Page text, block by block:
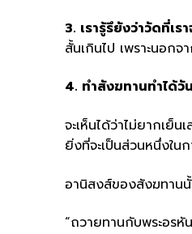
3. เรารู้รึยังว่าวัดที่เร
สั้นเกินไป เพราะนอกจ
4. ทำสังฆทานทำได้วั
จะเห็นได้ว่าไม่ยากเย็
ยิ่งที่จะเป็นส่วนหนึ่งใน
อานิสงส์ของสังฆทาน
“ถวายทานกับพระอร